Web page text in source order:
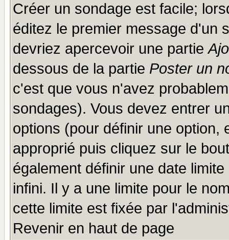
Créer un sondage est facile;
éditez le premier message d'un
devriez apercevoir une partie
dessous de la partie Poster un
c'est que vous n'avez
sondages). Vous devez entrer
options (pour définir une option,
approprié puis cliquez sur le
également définir une date
infini. Il y a une limite pour le
cette limite est fixée par
Revenir en haut de page